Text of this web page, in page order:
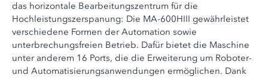
das horizontale Bearbeitungszentrum für die
Hochleistungszerspanung: Die MA-600HIII gewährleistet
verschiedene Formen der Automation sowie
unterbrechungsfreien Betrieb. Dafür bietet die Maschine
unter anderem 16 Ports, die die Erweiterung um Roboter-
und Automatisierungsanwendungen ermöglichen. Dank